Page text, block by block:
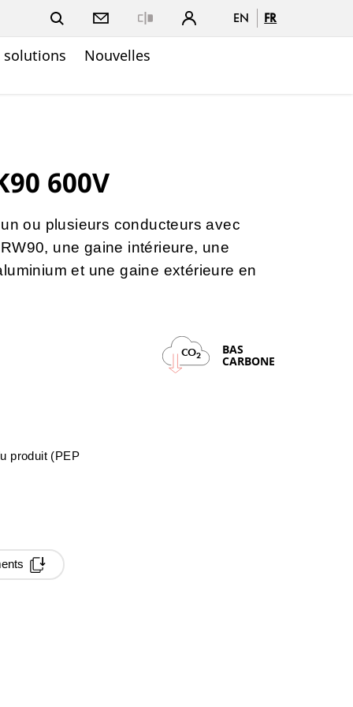
EN FR
solutions
Nouvelles
600V
ou plusieurs conducteurs avec
une gaine intérieure, une
et une gaine extérieure en
CO2 BAS
CARBONE
produit (PEP